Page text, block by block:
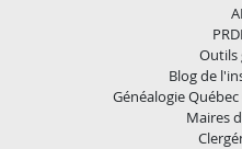
Outils
Blog de
Généalogie
Maires